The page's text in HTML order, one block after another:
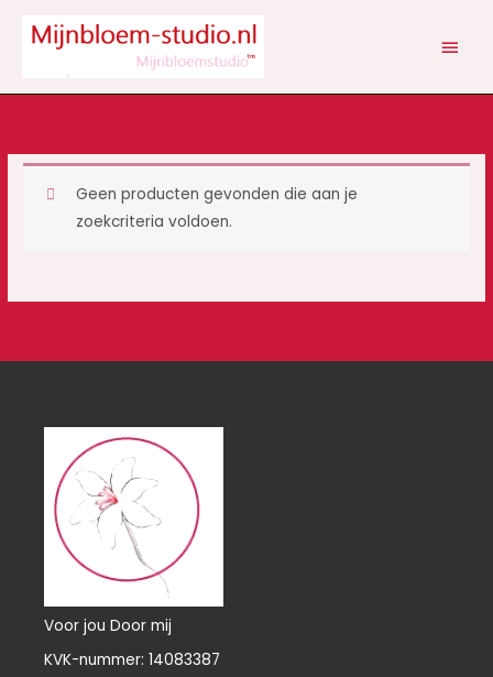
naar
inhoud
Geen producten gevonden die aan je
zoekcriteria voldoen.
Voor jou Door mij
KVK-nummer: 14083387